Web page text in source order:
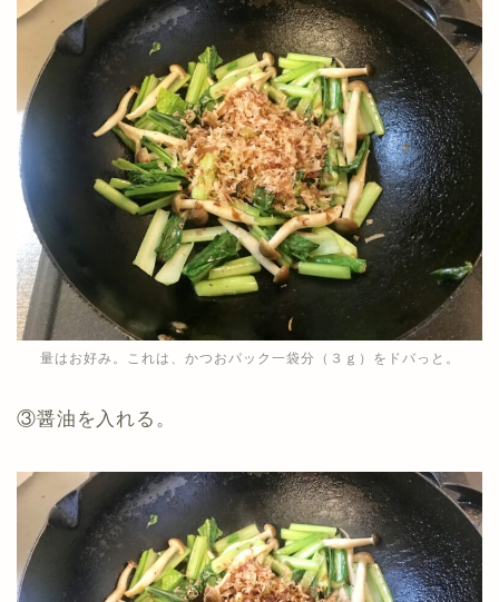
量はお好み。これは、かつおパック一袋分（３ｇ）をドバっと。
③醤油を入れる。